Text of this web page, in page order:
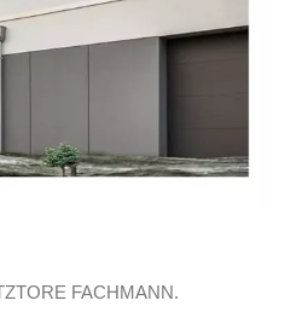
FACHMANN.